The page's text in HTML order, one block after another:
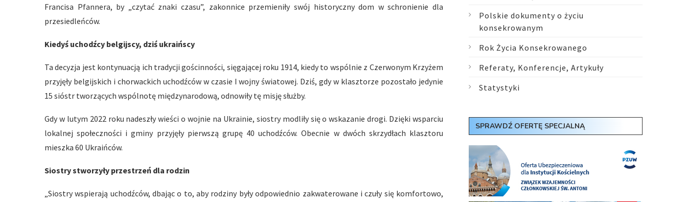
Francisa Pfannera, by „czytać znaki czasu”, zakonnice przemieniły swój historyczny dom w schronienie dla
przesiedleńców.
Kiedyś uchodźcy belgijscy, dziś ukraińscy
Ta decyzja jest kontynuacją ich tradycji gościnności, sięgającej roku 1914, kiedy to wspólnie z Czerwonym Krzyżem
przyjęły belgijskich i chorwackich uchodźców w czasie I wojny światowej. Dziś, gdy w klasztorze pozostało jedynie
15 sióstr tworzących wspólnotę międzynarodową, odnowiły tę misję służby.
Gdy w lutym 2022 roku nadeszły wieści o wojnie na Ukrainie, siostry modliły się o wskazanie drogi. Dzięki wsparciu
lokalnej społeczności i gminy przyjęły pierwszą grupę 40 uchodźców. Obecnie w dwóch skrzydłach klasztoru
mieszka 60 Ukraińców.
Siostry stworzyły przestrzeń dla rodzin
„Siostry wspierają uchodźców, dbając o to, aby rodziny były odpowiednio zakwaterowane i czuły się komfortowo,
Polskie dokumenty o życiu
konsekrowanym
Rok Życia Konsekrowanego
Referaty, Konferencje, Artykuły
Statystyki
SPRAWDŹ OFERTĘ SPECJALNĄ